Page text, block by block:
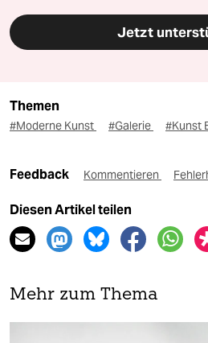
Jetzt
Themen
#Moderne Kunst #Galerie #Kunst
Feedback Kommentieren
Diesen Artikel teilen
Mehr zum Thema